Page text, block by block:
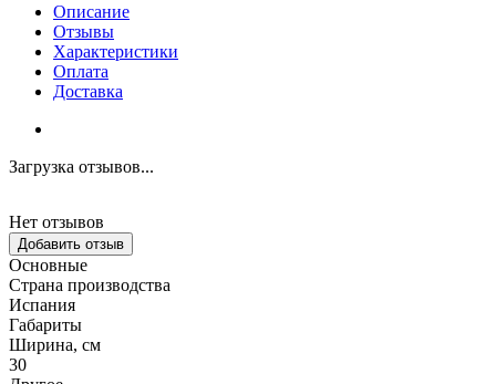
Описание
Отзывы
Характеристики
Оплата
Доставка
Загрузка отзывов...
Нет отзывов
Добавить отзыв
Основные
Страна производства
Испания
Габариты
Ширина, см
30